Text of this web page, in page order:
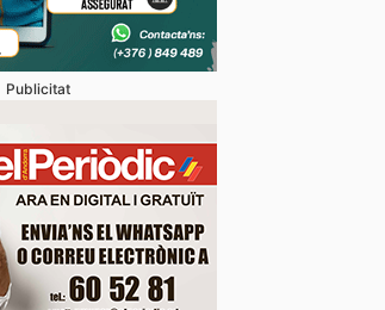
Publicitat